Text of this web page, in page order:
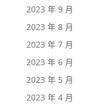
2023 年 9 月
2023 年 8 月
2023 年 7 月
2023 年 6 月
2023 年 5 月
2023 年 4 月